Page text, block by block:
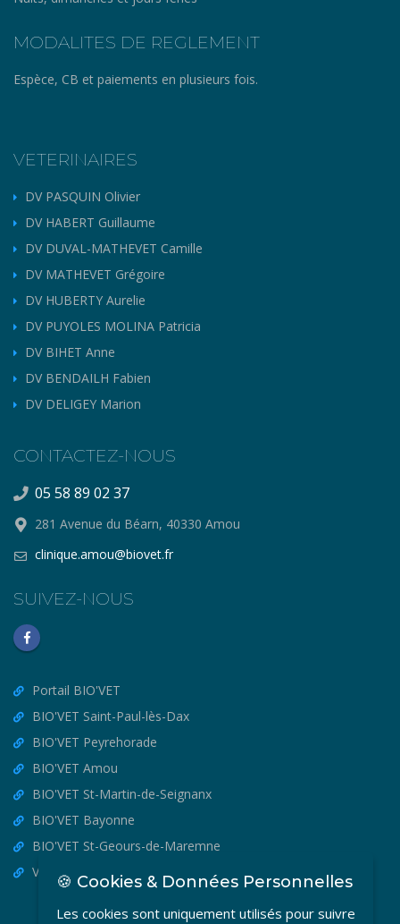
MODALITES DE REGLEMENT
Espèce, CB et paiements en plusieurs fois.
VETERINAIRES
DV PASQUIN Olivier
DV HABERT Guillaume
DV DUVAL-MATHEVET Camille
DV MATHEVET Grégoire
DV HUBERTY Aurelie
DV PUYOLES MOLINA Patricia
DV BIHET Anne
DV BENDAILH Fabien
DV DELIGEY Marion
CONTACTEZ-NOUS
05 58 89 02 37
281 Avenue du Béarn, 40330 Amou
clinique.amou@biovet.fr
SUIVEZ-NOUS
Portail BIO'VET
BIO'VET Saint-Paul-lès-Dax
BIO'VET Peyrehorade
BIO'VET Amou
BIO'VET St-Martin-de-Seignanx
BIO'VET Bayonne
BIO'VET St-Geours-de-Maremne
VET'OSTEO
🍪 Cookies & Données Personnelles
Les cookies sont uniquement utilisés pour suivre